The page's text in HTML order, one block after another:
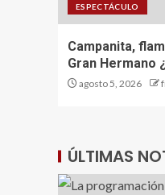
ESPECTÁCULO
Campanita,
Gran Hermano
agosto 5, 2026
ÚLTIMAS